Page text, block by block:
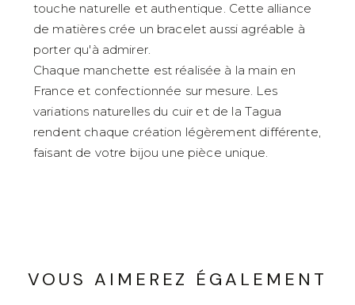
touche naturelle et authentique. Cette alliance
de matières crée un bracelet aussi agréable à
porter qu'à admirer.
Chaque manchette est réalisée à la main en
France et confectionnée sur mesure. Les
variations naturelles du cuir et de la Tagua
rendent chaque création légèrement différente,
faisant de votre bijou une pièce unique.
VOUS AIMEREZ ÉGALEMENT